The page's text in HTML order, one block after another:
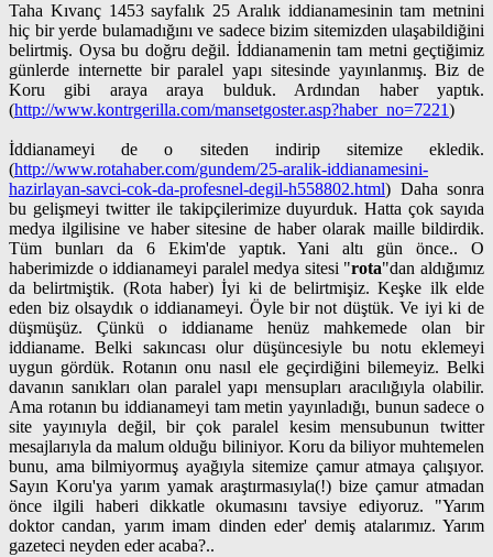
Taha Kıvanç 1453 sayfalık 25 Aralık iddianamesinin tam metnini
hiç bir yerde bulamadığını ve sadece bizim sitemizden ulaşabildiğini
belirtmiş. Oysa bu doğru değil. İddianamenin tam metni geçtiğimiz
günlerde internette bir paralel yapı sitesinde yayınlanmış. Biz de
Koru gibi araya araya bulduk. Ardından haber yaptık.
(http://www.kontrgerilla.com/mansetgoster.asp?haber_no=7221)
İddianameyi de o siteden indirip sitemize ekledik.
(http://www.rotahaber.com/gundem/25-aralik-iddianamesini-
hazirlayan-savci-cok-da-profesnel-degil-h558802.html) Daha sonra
bu gelişmeyi twitter ile takipçilerimize duyurduk. Hatta çok sayıda
medya ilgilisine ve haber sitesine de haber olarak maille bildirdik.
Tüm bunları da 6 Ekim'de yaptık. Yani altı gün önce.. O
haberimizde o iddianameyi paralel medya sitesi "rota"dan aldığımız
da belirtmiştik. (Rota haber) İyi ki de belirtmişiz. Keşke ilk elde
eden biz olsaydık o iddianameyi. Öyle bir not düştük. Ve iyi ki de
düşmüşüz. Çünkü o iddianame henüz mahkemede olan bir
iddianame. Belki sakıncası olur düşüncesiyle bu notu eklemeyi
uygun gördük. Rotanın onu nasıl ele geçirdiğini bilemeyiz. Belki
davanın sanıkları olan paralel yapı mensupları aracılığıyla olabilir.
Ama rotanın bu iddianameyi tam metin yayınladığı, bunun sadece o
site yayınıyla değil, bir çok paralel kesim mensubunun twitter
mesajlarıyla da malum olduğu biliniyor. Koru da biliyor muhtemelen
bunu, ama bilmiyormuş ayağıyla sitemize çamur atmaya çalışıyor.
Sayın Koru'ya yarım yamak araştırmasıyla(!) bize çamur atmadan
önce ilgili haberi dikkatle okumasını tavsiye ediyoruz. "Yarım
doktor candan, yarım imam dinden eder' demiş atalarımız. Yarım
gazeteci neyden eder acaba?..